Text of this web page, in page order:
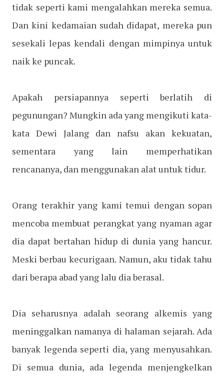
tidak seperti kami mengalahkan mereka semua.
Dan kini kedamaian sudah didapat, mereka pun
sesekali lepas kendali dengan mimpinya untuk
naik ke puncak.
Apakah persiapannya seperti berlatih di
pegunungan? Mungkin ada yang mengikuti kata-
kata Dewi Jalang dan nafsu akan kekuatan,
sementara yang lain memperhatikan
rencananya, dan menggunakan alat untuk tidur.
Orang terakhir yang kami temui dengan sopan
mencoba membuat perangkat yang nyaman agar
dia dapat bertahan hidup di dunia yang hancur.
Meski berbau kecurigaan. Namun, aku tidak tahu
dari berapa abad yang lalu dia berasal.
Dia seharusnya adalah seorang alkemis yang
meninggalkan namanya di halaman sejarah. Ada
banyak legenda seperti dia, yang menyusahkan.
Di semua dunia, ada legenda menjengkelkan